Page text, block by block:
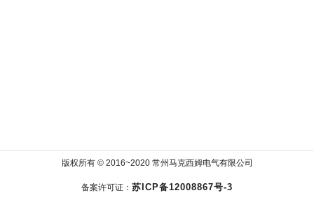
版权所有 © 2016~2020 常州马克西姆电气有限公司
备案许可证： 苏ICP备12008867号-3